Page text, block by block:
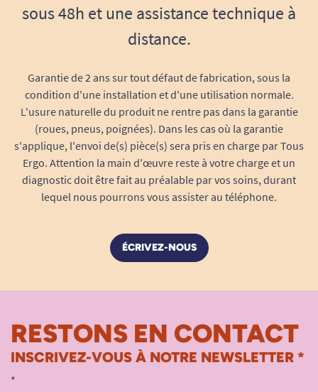
sous 48h et une assistance technique à
distance.
Garantie de 2 ans sur tout défaut de fabrication, sous la
condition d'une installation et d'une utilisation normale.
L'usure naturelle du produit ne rentre pas dans la garantie
(roues, pneus, poignées). Dans les cas où la garantie
s'applique, l'envoi de(s) pièce(s) sera pris en charge par Tous
Ergo. Attention la main d'œuvre reste à votre charge et un
diagnostic doit être fait au préalable par vos soins, durant
lequel nous pourrons vous assister au téléphone.
ÉCRIVEZ-NOUS
RESTONS EN CONTACT
INSCRIVEZ-VOUS À NOTRE NEWSLETTER *
*